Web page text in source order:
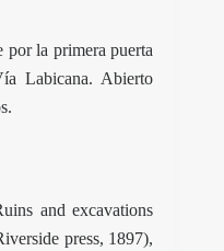
por la primera puerta
Labicana. Abierto
and excavations
press, 1897),